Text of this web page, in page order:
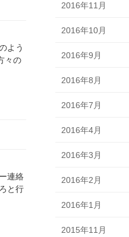
よう
々の
連絡
と行
2016年11月
2016年10月
2016年9月
2016年8月
2016年7月
2016年4月
2016年3月
2016年2月
2016年1月
2015年11月